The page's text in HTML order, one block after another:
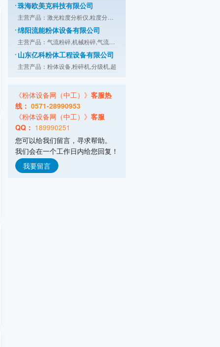
绵阳流能粉体设备有限公司
山东亿科粉体工程设备有限公司
主营产品：粉体设备,粉碎机,分级机,超
康柏斯粉粒体输送系统（北京）有限公司
主营产品：喂料与配料系统,干燥与冷却,
主营产品：HLM系列立式磨,HLMX系列超细
广东智子智能技术有限公司
主营产品：拆包,投料,输送,储存,计量,
山东埃尔派粉体科技股份有限公司
主营产品：粉体技术,粉体装备
弗格森输送机械(常州)有限公司
《粉体设备网（中工）》 客服热
线： 0571-28990953
《粉体设备网（中工）》 客服
QQ： 189990251
您可以给我们留言，寻求帮助。
我们会在一个工作日内给您回复！
我要留言